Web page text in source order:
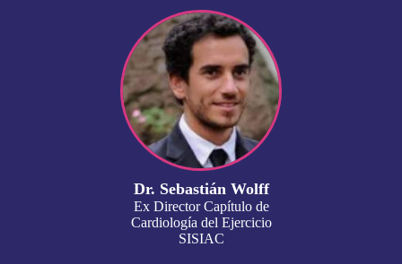
Dr. Sebastián Wolff
Ex Director Capítulo de
Cardiología del Ejercicio
SISIAC